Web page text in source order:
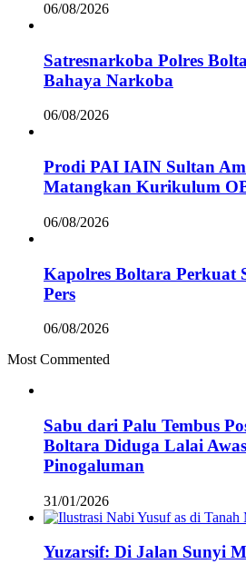
06/08/2026
Satresnarkoba Polres
Bahaya Narkoba
06/08/2026
Prodi PAI IAIN Sultan
Matangkan Kurikulum
06/08/2026
Kapolres Boltara Perkuat
Pers
06/08/2026
Most Commented
Sabu dari Palu Tembus
Boltara Diduga Lalai
Pinogaluman
31/01/2026
Yuzarsif: Di Jalan Sunyi